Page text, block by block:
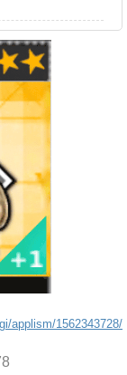
applism/1562343728/